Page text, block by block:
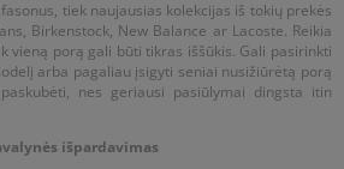
tiek naujausias kolekcijas iš tokių prekės
Birkenstock, New Balance ar Lacoste. Reikia
vieną porą gali būti tikras iššūkis. Gali pasirinkti
arba pagaliau įsigyti seniai nusižiūrėtą porą
nes geriausi pasiūlymai dingsta itin
išpardavimas